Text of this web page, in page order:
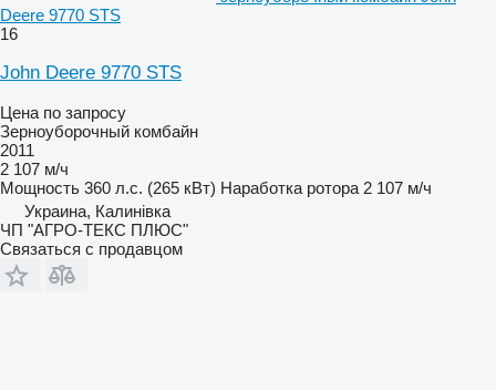
Deere 9770 STS
16
John Deere 9770 STS
Цена по запросу
Зерноуборочный комбайн
2011
2 107 м/ч
Мощность 360 л.с. (265 кВт) Наработка ротора 2 107 м/ч
Украина, Калинівка
ЧП "АГРО-ТЕКС ПЛЮС"
Связаться с продавцом